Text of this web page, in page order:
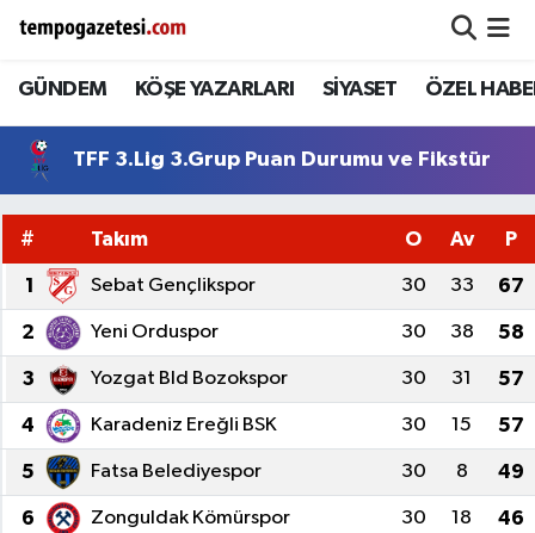
GÜNDEM KÖŞE YAZARLARI SİYASET ÖZEL
TFF 3.Lig 3.Grup Puan Durumu ve Fikstür
# Takım O Av P
1 Sebat Gençlikspor 30 33 67
2 Yeni Orduspor 30 38 58
3 Yozgat Bld Bozokspor 30 31 57
4 Karadeniz Ereğli BSK 30 15 57
5 Fatsa Belediyespor 30 8 49
6 Zonguldak Kömürspor 30 18 46
Alaplı
Çaycuma
Devrek
Ereğli
Gökçebey
GÜNDEM
Kilimli
Kozlu
Zonguldak Nöbetçi Eczaneler
Zonguldak Hava Durumu
Zonguldak Namaz Vakitleri
Zonguldak Trafik Yoğunluk Haritası
Süper Lig Puan Durumu ve Fikstür
Tüm Manşetler
Son Dakika Haberleri
Haber Arşivi